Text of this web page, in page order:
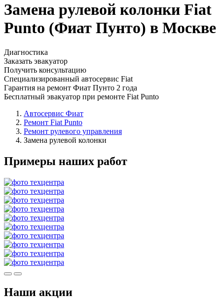
Замена рулевой колонки Fiat
Punto (Фиат Пунто) в Москве
Диагностика
Заказать эвакуатор
Получить консультацию
Специализированный автосервис Fiat
Гарантия на ремонт Фиат Пунто 2 года
Бесплатный эвакуатор при ремонте Fiat Punto
Автосервис Фиат
Ремонт Fiat Punto
Ремонт рулевого управления
Замена рулевой колонки
Примеры наших работ
Наши акции